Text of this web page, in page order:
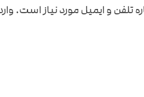
تلفن و ایمیل مورد نیاز است.